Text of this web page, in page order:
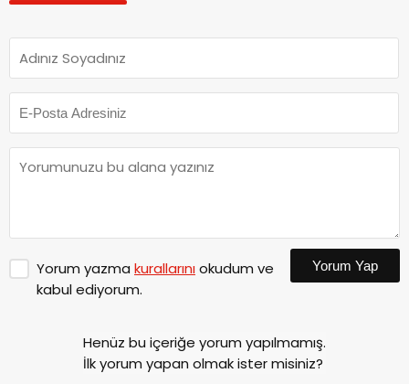
Yorum yazma kurallarınıokudum ve
kabul ediyorum.
Yorum Yap
Henüz bu içeriğe yorum yapılmamış.
İlk yorum yapan olmak ister misiniz?